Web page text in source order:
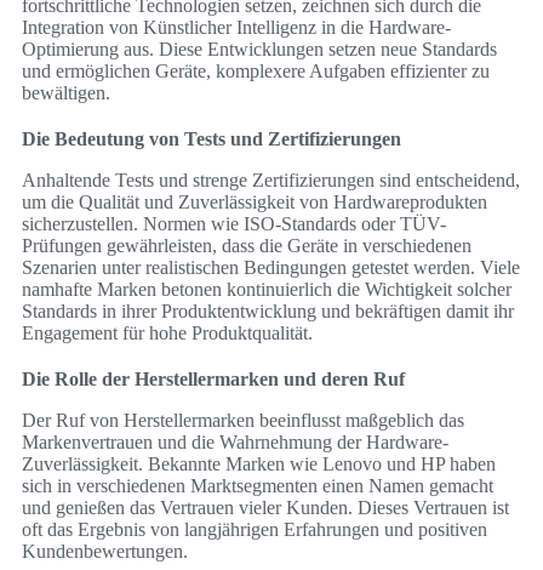
fortschrittliche Technologien setzen, zeichnen sich durch die
Integration von Künstlicher Intelligenz in die Hardware-
Optimierung aus. Diese Entwicklungen setzen neue Standards
und ermöglichen Geräte, komplexere Aufgaben effizienter zu
bewältigen.
Die Bedeutung von Tests und Zertifizierungen
Anhaltende Tests und strenge Zertifizierungen sind entscheidend,
um die Qualität und Zuverlässigkeit von Hardwareprodukten
sicherzustellen. Normen wie ISO-Standards oder TÜV-
Prüfungen gewährleisten, dass die Geräte in verschiedenen
Szenarien unter realistischen Bedingungen getestet werden. Viele
namhafte Marken betonen kontinuierlich die Wichtigkeit solcher
Standards in ihrer Produktentwicklung und bekräftigen damit ihr
Engagement für hohe Produktqualität.
Die Rolle der Herstellermarken und deren Ruf
Der Ruf von Herstellermarken beeinflusst maßgeblich das
Markenvertrauen und die Wahrnehmung der Hardware-
Zuverlässigkeit. Bekannte Marken wie Lenovo und HP haben
sich in verschiedenen Marktsegmenten einen Namen gemacht
und genießen das Vertrauen vieler Kunden. Dieses Vertrauen ist
oft das Ergebnis von langjährigen Erfahrungen und positiven
Kundenbewertungen.